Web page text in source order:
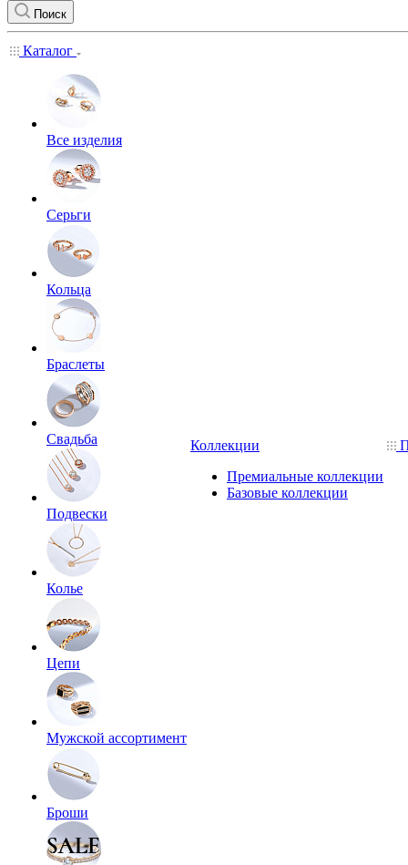
Поиск
Каталог
Все изделия
Серьги
Кольца
Браслеты
Свадьба
Подвески
Колье
Цепи
Мужской ассортимент
Броши
Коллекции
Премиальные коллекции
Базовые коллекции